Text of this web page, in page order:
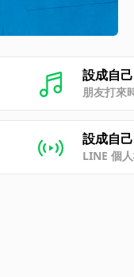
設成自
朋友打來
設成自
LINE 個